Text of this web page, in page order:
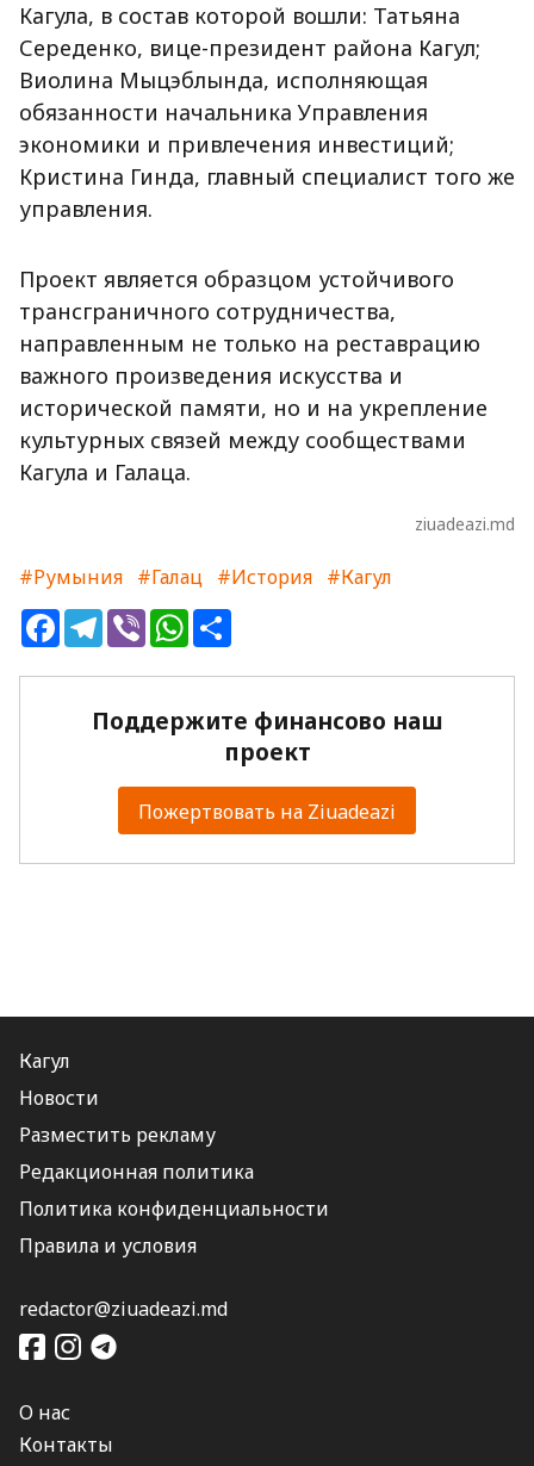
Кагула, в состав которой вошли: Татьяна
Середенко, вице-президент района Кагул;
Виолина Мыцэблында, исполняющая
обязанности начальника Управления
экономики и привлечения инвестиций;
Кристина Гинда, главный специалист того же
управления.
Проект является образцом устойчивого
трансграничного сотрудничества,
направленным не только на реставрацию
важного произведения искусства и
исторической памяти, но и на укрепление
культурных связей между сообществами
Кагула и Галаца.
ziuadeazi.md
#Румыния #Галац #История #Кагул
FacebookTelegram
ViberWhatsApp
Поддержите финансово наш
проект
Пожертвовать на Ziuadeazi
Кагул
Новости
Разместить рекламу
Редакционная политика
Политика конфиденциальности
Правила и условия
redactor@ziuadeazi.md
О нас
Контакты